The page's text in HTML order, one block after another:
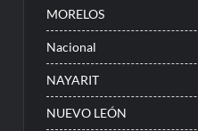
MORELOS
Nacional
NAYARIT
NUEVO LEÓN